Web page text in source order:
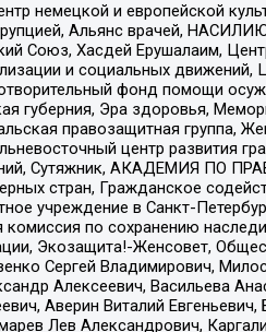
немецкой и европейской
Альянс врачей,
Союз, Хасдей Ерушалаим,
и социальных
фонд помощи
губерния, Эра здоровья,
правозащитная группа,
центр развития
Сутяжник, АКАДЕМИЯ ПО
стран, Гражданское
учреждение в Санкт-
по сохранению
Экозащита!-Женсовет,
Сергей Владимирович,
Алексеевич, Васильева
Аверин Виталий
Лев Александрович,